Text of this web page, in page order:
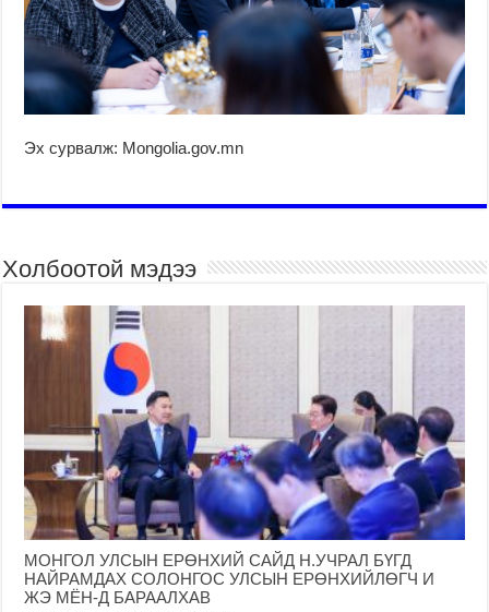
Эх сурвалж: Mongolia.gov.mn
Холбоотой мэдээ
МОНГОЛ УЛСЫН ЕРӨНХИЙ САЙД Н.УЧРАЛ БҮГД
НАЙРАМДАХ СОЛОНГОС УЛСЫН ЕРӨНХИЙЛӨГЧ И
ЖЭ МЁН-Д БАРААЛХАВ